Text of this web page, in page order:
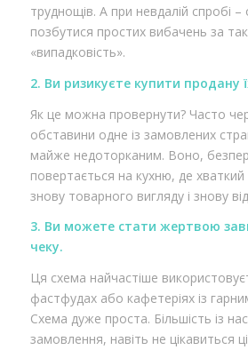
труднощів. А при невдалій спробі –
позбутися простих вибачень за
«випадковість».
2. Ви ризикуєте купити продану
Як це можна провернути? Часто
обставини одне із замовлених
майже недоторканим. Воно,
повертається на кухню, де
знову товарного вигляду і знову
3. Ви можете стати жертвою
чеку.
Ця схема найчастіше
фастфудах або кафетеріях із
Схема дуже проста. Більшість із
замовлення, навіть не цікавиться